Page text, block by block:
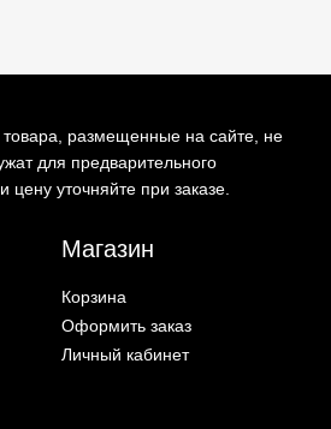
размещенные на сайте, не
для предварительного
уточняйте при заказе.
Магазин
Корзина
Оформить заказ
Личный кабинет